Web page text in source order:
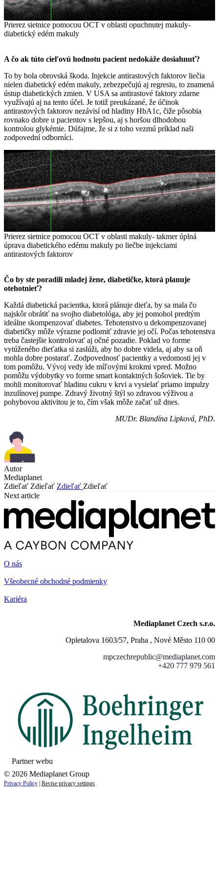
Prierez sietnice pomocou OCT v oblasti opuchnutej makuly-
diabetický edém makuly
A čo ak túto cieľovú hodnotu pacient nedokáže dosiahnuť?
To by bola obrovská škoda. Injekcie antirastových faktorov liečia
nielen diabetický edém makuly, zebezpečujú aj regresiu, to znamená
ústup diabetických zmien. V USA sa antirastové faktory zdarne
využívajú aj na tento účel. Je totiž preukázané, že účinok
antirastových faktorov nezávisí od hladiny HbA1c, čiže pôsobia
rovnako dobre u pacientov s lepšou, aj s horšou dlhodobou
kontrolou glykémie. Dúfajme, že si z toho vezmú príklad naši
zodpovední odborníci.
Prierez sietnice pomocou OCT v oblasti makuly- takmer úplná
úprava diabetického edému makuly po liečbe injekciami
antirastových faktorov
Čo by ste poradili mladej žene, diabetičke, ktorá planuje
otehotnieť?
Každá diabetická pacientka, ktorá plánuje dieťa, by sa mala čo
najskôr obrátiť na svojho diabetológa, aby jej pomohol predtým
ideálne skompenzovať diabetes. Tehotenstvo u dekompenzovanej
diabetičky môže výrazne podlomiť zdravie jej očí. Počas tehotenstva
treba častejšie kontrolovať aj očné pozadie. Poklad vo forme
vytúženého dieťatka si zaslúži, aby ho dobre videla, aj aby sa oň
mohla dobre postarať. Zodpovednosť pacientky a vedomosti jej v
tom pomôžu. Vývoj vedy ide míľovými krokmi vpred. Možno
pomôžu výdobytky vo forme smart kontaktných šošoviek. Tie by
mohli monitorovať hladinu cukru v krvi a vysielať priamo impulzy
inzulínovej pumpe. Zdravý životný štýl so zdravou výživou a
pohybovou aktivitou je to, čím však môže začať už dnes.
MUDr. Blandína Lipková, PhD.
Autor
Mediaplanet
Zdieľať Zdieľať Zdieľať Zdieľať
Next article
O nás
Všeobecné obchodné podmienky
Kariéra
Mediaplanet Czech s.r.o.
Opletalova 1603/57, Praha , Nové Město 110 00
mpczechrepublic@mediaplanet.com
+420 777 979 561
Partner webu
© 2026 Mediaplanet Group
Privacy Policy Revise privacy settings